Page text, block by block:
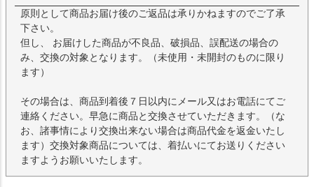
原則として商品お届け後のご返品は承りかねますのでご了承
下さい。
但し、 お届けした商品が不良品、破損品、誤配送の場合の
み、交換の対象となります。（未使用・未開封のものに限り
ます）
その場合は、商品到着後７日以内にメール又はお電話にてご
連絡ください。早急に商品と交換させていただきます。（な
お、諸事情により交換出来ない場合は商品代金を返金いたし
ます）交換対象商品については、着払いにてお送りください
ますようお願いいたします。